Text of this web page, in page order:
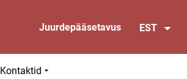
Juurdepääsetavus EST
Kontaktid